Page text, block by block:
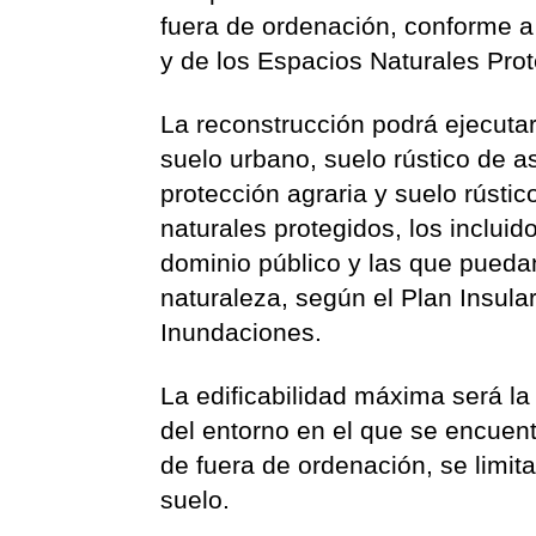
fuera de ordenación, conforme
y de los Espacios Naturales
La reconstrucción podrá
suelo urbano, suelo rústico de
protección agraria y suelo
naturales protegidos, los
dominio público y las que
naturaleza, según el Plan
Inundaciones.
La edificabilidad máxima será
del entorno en el que se
de fuera de ordenación, se
suelo.